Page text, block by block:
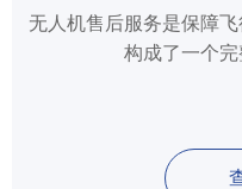
无人机售后服务是保障
构成了一个完